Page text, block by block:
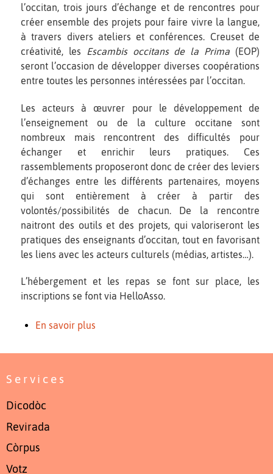
l’occitan, trois jours d’échange et de rencontres pour
créer ensemble des projets pour faire vivre la langue,
à travers divers ateliers et conférences. Creuset de
créativité, les
Escambis occitans de la Prima (EOP)
seront l’occasion de développer diverses coopérations
entre toutes les personnes intéressées par l’occitan.
Les acteurs à œuvrer pour le développement de
l’enseignement ou de la culture occitane sont
nombreux mais rencontrent des difficultés pour
échanger et enrichir leurs pratiques. Ces
rassemblements proposeront donc de créer des leviers
d’échanges entre les différents partenaires, moyens
qui sont entièrement à créer à partir des
volontés/possibilités de chacun. De la rencontre
naitront des outils et des projets, qui valoriseront les
pratiques des enseignants d’occitan, tout en favorisant
les liens avec les acteurs culturels (médias, artistes…).
L’hébergement et les repas se font sur place, les
inscriptions se font via HelloAsso.
En savoir plus
Services
Dicodòc
Revirada
Còrpus
Votz